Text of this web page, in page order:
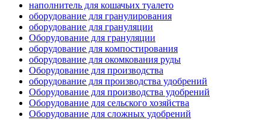
наполнитель для кошачьих туалето
оборудование для гранулирования
оборудование для грануляции
Оборудование для грануляции
оборудование для компостирования
оборудование для окомкования руды
Оборудование для производства
оборудование для производства удобрений
Оборудование для производства удобрений
Оборудование для сельского хозяйства
Оборудование для сложных удобрений